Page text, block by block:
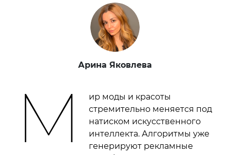
Арина Яковлева
М
ир моды и красоты
стремительно меняется под
натиском искусственного
интеллекта. Алгоритмы уже
генерируют рекламные